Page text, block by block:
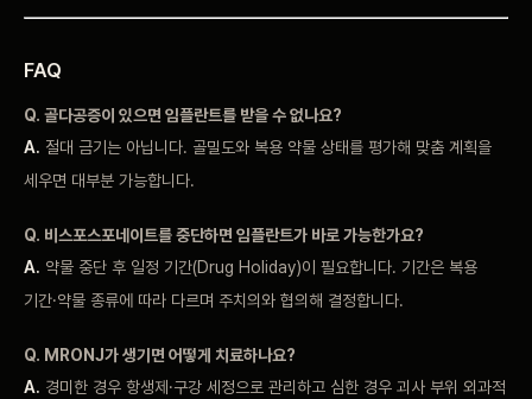
FAQ
Q. 골다공증이 있으면 임플란트를 받을 수없나요?
A. 절대 금기는 아닙니다. 골밀도와 복용 약물 상태를 평가해 맞춤 계획을
세우면 대부분 가능합니다.
Q. 비스포스포네이트를중단하면 임플란트가 바로 가능한가요?
A. 약물 중단 후 일정 기간(Drug Holiday)이 필요합니다. 기간은 복용
기간·약물 종류에 따라 다르며 주치의와 협의해 결정합니다.
Q. MRONJ가 생기면 어떻게 치료하나요?
A. 경미한 경우 항생제·구강 세정으로 관리하고 심한 경우 괴사 부위 외과적